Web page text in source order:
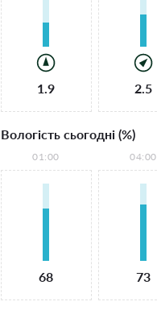
1.9 2.5
Вологість сьогодні (%)
01:00
68
04:00
73